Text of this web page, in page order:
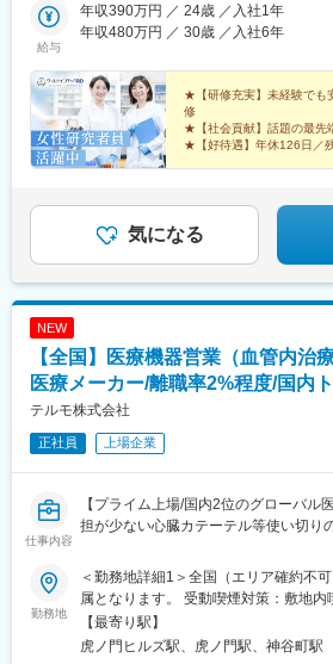
す。※U・Iターン歓迎！住宅補助あり
好きな場所で研究をしたい方も、ご希
細は選考時にご案内いたします。【配
株式会社中外製薬工業株式会社株式会
日本化薬株式会社日東電工株式会社 豊
式会社 大舘工場株式会社カネカ株式会
都宮株式会社中外医科学研究所東邦チ
化学EMS株式会社株式会社エネコート
給与
年収390万円 ／ 24歳 ／入社1年
年収480万円 ／ 30歳 ／入社6年
★【研修充実】未経験でも
修
★【社会貢献】話題の最先
★【好待遇】年休126日／
気になる
NEW
【全国】医療機器営業（血管内治
医療メーカー/離職率2%程度/国内
テルモ株式会社
正社員 上場企業
仕事内容
【プライム上場/国内2位のグローバル
担が少ない心臓カテーテル等使い切り
■メインミッション：
担当エリアの病院（主に医師）に対し
ナルシステムズ事業（血管内治療）に
ていただきます。
勤務地
＜勤務地詳細1＞全国（エリア確約不
属となります。 受動喫煙対策：敷地
詳細2＞虎ノ門ヒルズステーションタ
２丁目６－１ 虎ノ門ヒルズ ステーショ
【最寄り駅】
虎ノ門ヒルズ駅、虎ノ門駅、神谷町駅